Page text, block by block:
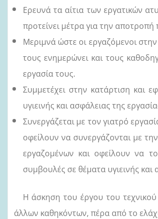
Ερευνά τα αίτια των εργατικών
προτείνει μέτρα για την
Μεριμνά ώστε οι εργαζόμενοι
τους ενημερώνει και τους
εργασία τους.
Συμμετέχει στην κατάρτιση και
υγιεινής και ασφάλειας της
Συνεργάζεται με τον γιατρό
οφείλουν να συνεργάζονται με
εργαζομένων και οφείλουν να
συμβουλές σε θέματα υγιεινής και
Η άσκηση του έργου του τεχνικού
άλλων καθηκόντων, πέρα από το